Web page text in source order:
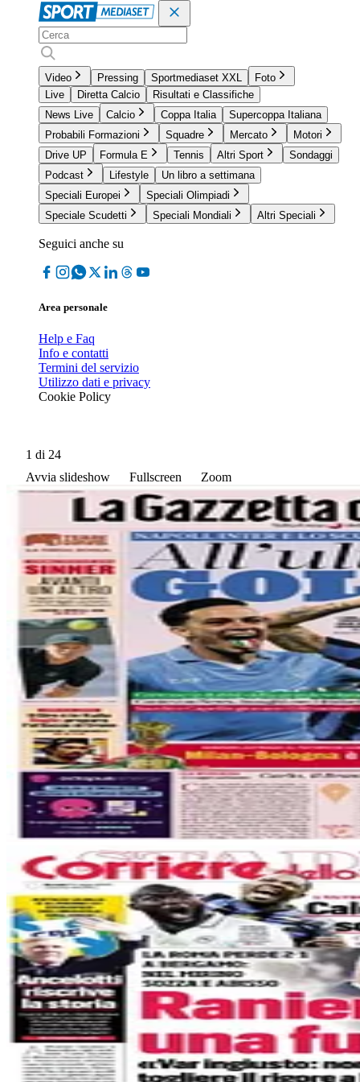
Video Pressing Sportmediaset XXL
Foto
Live
Diretta Calcio
Risultati e Classifiche
News Live
Calcio Coppa Italia
Supercoppa Italiana
Probabili Formazioni
Squadre Mercato
Motori
Drive UP
Formula E Tennis Altri Sport
Sondaggi
Podcast
Lifestyle
Un libro a settimana
Speciali Europei
Speciali Olimpiadi
Speciale Scudetti
Speciali Mondiali Altri Speciali
Seguici anche su
Area personale
Help e Faq
Info e contatti
Termini del servizio
Utilizzo dati e privacy
Cookie Policy
1 di 24
Avvia slideshow
Fullscreen Zoom